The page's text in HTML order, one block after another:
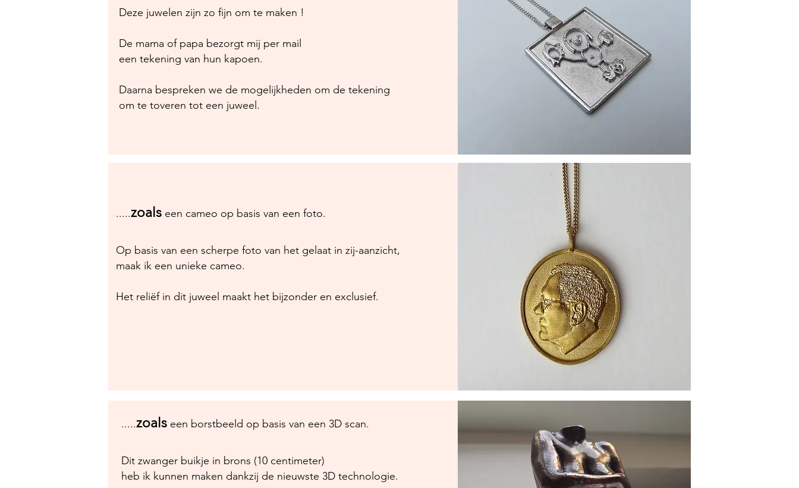
Deze juwelen zijn zo fijn om te maken !
De mama of papa bezorgt mij per mail
een tekening van hun kapoen.
Daarna bespreken we de mogelijkheden om de tekening
om te toveren tot een juweel.
.....zoals een cameo op basis van een foto.
Op basis van een scherpe foto van het gelaat in zij-aanzicht,
maak ik een unieke cameo.
Het reliëf in dit juweel maakt het bijzonder en exclusief.
.....zoals een borstbeeld op basis van een 3D scan.
Dit zwanger buikje in brons (10 centimeter)
heb ik kunnen maken dankzij de nieuwste 3D technologie.